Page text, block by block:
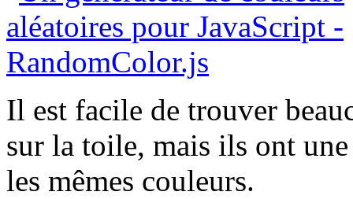
Il est facile de trouver
sur la toile, mais ils ont
les mêmes couleurs.